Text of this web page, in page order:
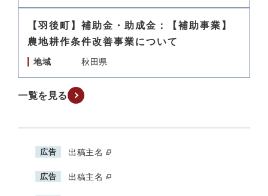
【羽後町】補助金・助成金：【補助事業】
農地耕作条件改善事業について
地域 秋田県
一覧を見る
広告 出稿主名
広告 出稿主名